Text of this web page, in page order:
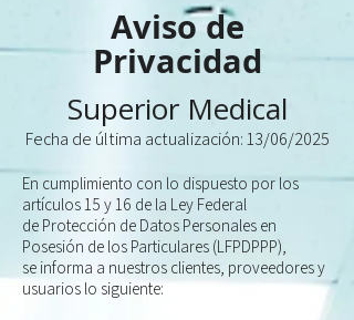
Aviso de
Privacidad
Superior Medical
Fecha de última actualización: 13/06/2025
En cumplimiento con lo dispuesto por los
artículos 15 y 16 de la Ley Federal
de Protección de Datos Personales en
Posesión de los Particulares (LFPDPPP),
se informa a nuestros clientes, proveedores y
usuarios lo siguiente: